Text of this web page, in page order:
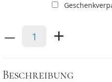
– +
Beschreibung